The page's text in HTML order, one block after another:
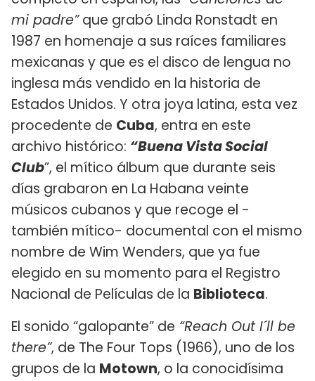
mi padre”que grabó Linda Ronstadt en
1987 en homenaje a sus raíces familiares
mexicanas y que es el disco de lengua no
inglesa más vendido en la historia de
Estados Unidos. Y otra joya latina, esta vez
procedente de Cuba, entra en este
archivo histórico: “Buena Vista Social
Club”, el mítico álbum que durante seis
días grabaron en La Habana veinte
músicos cubanos y que recoge el -
también mítico- documental con el mismo
nombre de Wim Wenders, que ya fue
elegido en su momento para el Registro
Nacional de Películas de la Biblioteca.
El sonido “galopante” de “Reach Out I´ll be
there”, de The Four Tops (1966), uno de los
grupos de la Motown, o la conocidísima